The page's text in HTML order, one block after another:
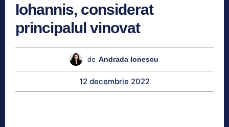
Iohannis, considerat
principalul vinovat
de Andrada Ionescu
12 decembrie 2022